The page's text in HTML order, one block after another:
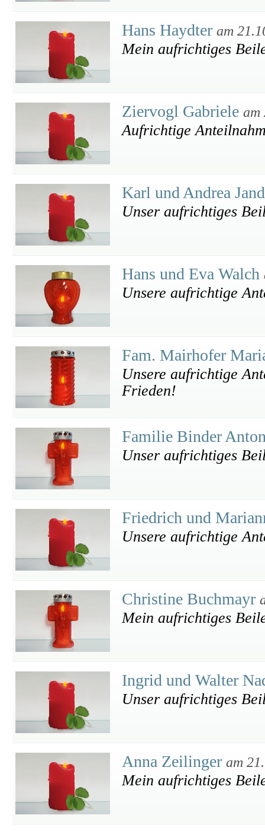
Hans Haydter am
Mein aufrichtiges
Ziervogl Gabriele am
Aufrichtige
Karl und Andrea
Unser aufrichtiges
Hans und Eva Walch
Unsere aufrichtige
Fam. Mairhofer
Unsere aufrichtige
Frieden!
Familie Binder
Unser aufrichtiges
Friedrich und
Unsere aufrichtige
Christine Buchmayr
Mein aufrichtiges
Ingrid und Walter
Unser aufrichtiges
Anna Zeilinger am
Mein aufrichtiges